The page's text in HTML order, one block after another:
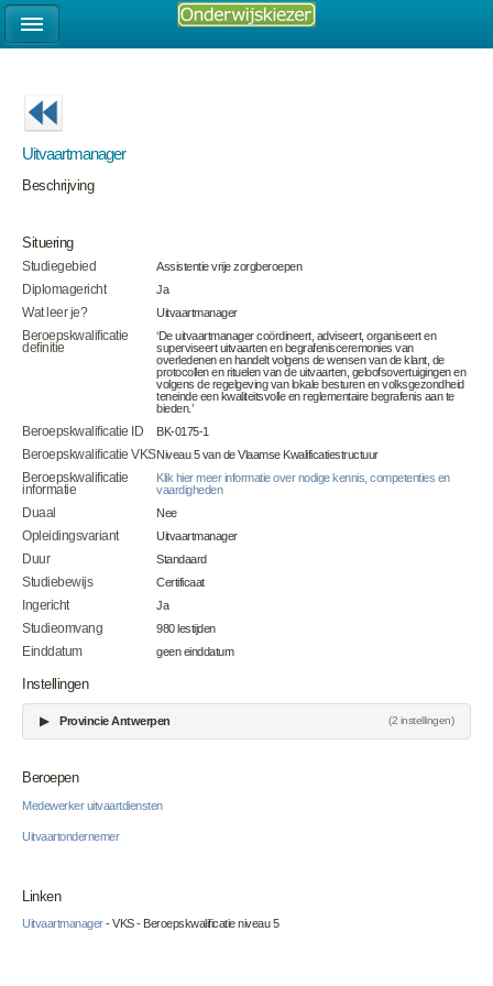
Uitvaartmanager
Beschrijving
Situering
Studiegebied
Assistentie vrije zorgberoepen
Diplomagericht
Ja
Wat leer je?
Uitvaartmanager
Beroepskwalificatie
definitie
‘De uitvaartmanager coördineert, adviseert, organiseert en
superviseert uitvaarten en begrafenisceremonies van
overledenen en handelt volgens de wensen van de klant, de
protocollen en rituelen van de uitvaarten, geloofsovertuigingen en
volgens de regelgeving van lokale besturen en volksgezondheid
teneinde een kwaliteitsvolle en reglementaire begrafenis aan te
bieden.’
Beroepskwalificatie ID
BK-0175-1
Beroepskwalificatie VKSNiveau 5 van de Vlaamse Kwalificatiestructuur
Beroepskwalificatie
informatie
Klik hier meer informatie over nodige kennis, competenties en
vaardigheden
Duaal
Nee
Opleidingsvariant
Uitvaartmanager
Duur
Standaard
Studiebewijs
Certificaat
Ingericht
Ja
Studieomvang
980 lestijden
Einddatum
geen einddatum
Instellingen
▶ Provincie Antwerpen (2 instellingen)
Beroepen
Medewerker uitvaartdiensten
Uitvaartondernemer
Linken
Uitvaartmanager- VKS - Beroepskwalificatie niveau 5